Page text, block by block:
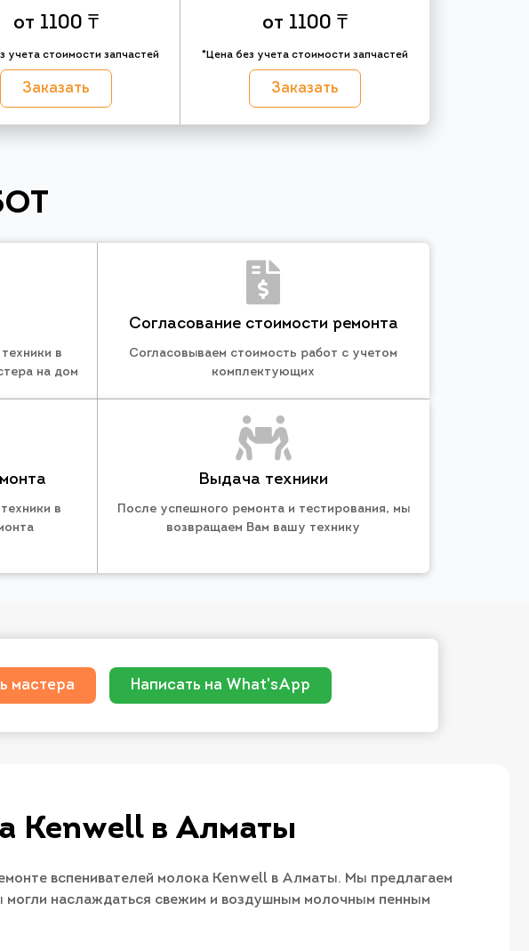
от 1100 ₸
учета стоимости запчастей
Заказать
от 1100 ₸
*Цена без учета стоимости запчастей
Заказать
в
на дом
Согласование стоимости ремонта
Согласовываем стоимость работ с учетом
комплектующих
в
Выдача техники
После успешного ремонта и тестирования, мы
возвращаем Вам вашу технику
мастера Написать на What'sApp
Kenwell​ в Алматы
вспенивателей молока Kenwell в Алматы. Мы предлагаем
наслаждаться свежим и воздушным молочным пенным